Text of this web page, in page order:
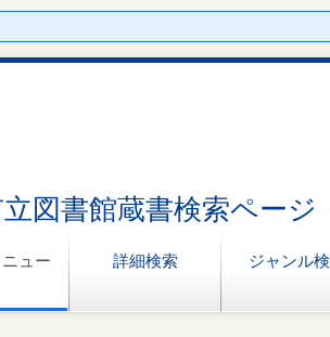
図書館蔵書検索ページ
ニュー 詳細検索 ジャンル